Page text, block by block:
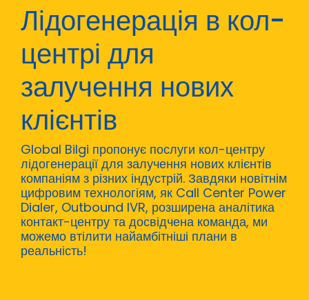
Лідогенерація в кол-
центрі для
залучення нових
клієнтів
Global Bilgi пропонує послуги кол-центру
лідогенерації для залучення нових клієнтів
компаніям з різних індустрій. Завдяки новітнім
цифровим технологіям, як Call Center Power
Dialer, Outbound IVR, розширена аналітика
контакт-центру та досвідчена команда, ми
можемо втілити найамбітніші плани в
реальність!